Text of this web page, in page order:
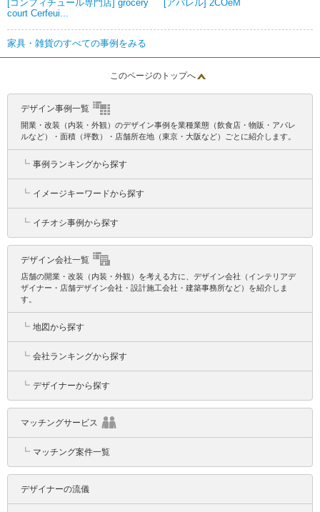
[コンフィチュール専門店] grocery
court Cerfeui...
[アパレル] 2COeM
家具・雑貨のすべての事例をみる
このページのトップへ
デザイン事例一覧
開業・改装（内装・外観）のデザイン事例を業種業態（飲食店・物販・アパレ
ルなど）・面積（坪数）・店舗所在地（東京・大阪など）ごとに紹介します。
┗ 事例ランキングから探す
┗ イメージキーワードから探す
┗ イチオシ事例から探す
デザイン会社一覧
店舗の開業・改装（内装・外観）を考える方に、デザイン会社（インテリアデ
ザイナー・店舗デザイン会社・設計施工会社・建築事務所など）を紹介しま
す。
┗ 地図から探す
┗ 会社ランキングから探す
┗ デザイナーから探す
マッチングサービス
┗ マッチング案件一覧
デザイナーの流儀